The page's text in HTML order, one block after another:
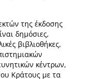
της έκδοσης
δημόσιες,
βιβλιοθήκες,
κέντρων,
Κράτους με τα